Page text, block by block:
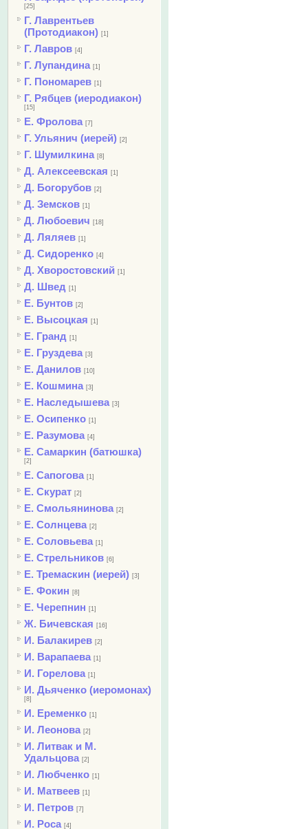
[25]
Г. Лаврентьев
(Протодиакон) [1]
Г. Лавров [4]
Г. Лупандина [1]
Г. Пономарев [1]
Г. Рябцев (иеродиакон)
[15]
Е. Фролова [7]
Г. Ульянич (иерей) [2]
Г. Шумилкина [8]
Д. Алексеевская [1]
Д. Богорубов [2]
Д. Земсков [1]
Д. Любоевич [18]
Д. Ляляев [1]
Д. Сидоренко [4]
Д. Хворостовский [1]
Д. Швед [1]
Е. Бунтов [2]
Е. Высоцкая [1]
Е. Гранд [1]
Е. Груздева [3]
Е. Данилов [10]
Е. Кошмина [3]
Е. Наследышева [3]
Е. Осипенко [1]
Е. Разумова [4]
Е. Самаркин (батюшка)
[2]
Е. Сапогова [1]
Е. Скурат [2]
Е. Смольянинова [2]
Е. Солнцева [2]
Е. Соловьева [1]
Е. Стрельников [6]
Е. Тремаскин (иерей) [3]
Е. Фокин [8]
Е. Черепнин [1]
Ж. Бичевская [16]
И. Балакирев [2]
И. Варапаева [1]
И. Горелова [1]
И. Дьяченко (иеромонах)
[8]
И. Еременко [1]
И. Леонова [2]
И. Литвак и М.
Удальцова [2]
И. Любченко [1]
И. Матвеев [1]
И. Петров [7]
И. Роса [4]